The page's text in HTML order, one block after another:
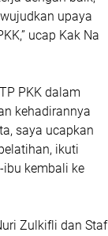
upaya
ucap Kak Na
PKK dalam
kehadirannya
saya ucapkan
ikuti
kembali ke
Zulkifli dan Staf